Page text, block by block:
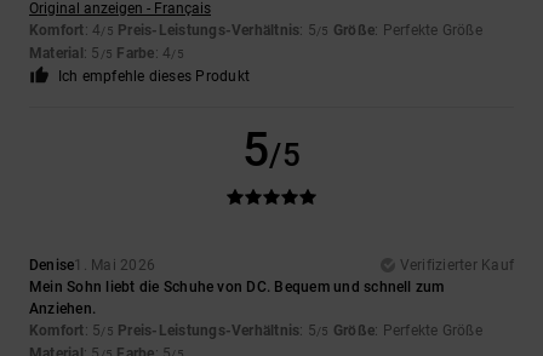
Original anzeigen - Français
Komfort: 4/5 Preis-Leistungs-Verhältnis: 5/5 Größe: Perfekte Größe
Material : 5 /5 Farbe: 4/5
Ich empfehle dieses Produkt
5/5
Denise1. Mai 2026
Verifizierter Kauf
Mein Sohn liebt die Schuhe von DC. Bequem und schnell zum
Anziehen.
Komfort: 5/5 Preis-Leistungs-Verhältnis: 5/5 Größe: Perfekte Größe